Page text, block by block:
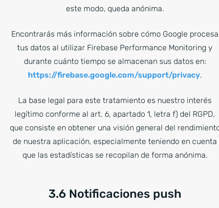
este modo, queda anónima.
Encontrarás más información sobre cómo Google procesa
tus datos al utilizar Firebase Performance Monitoring y
durante cuánto tiempo se almacenan sus datos en:
https://firebase.google.com/support/privacy.
La base legal para este tratamiento es nuestro interés
legítimo conforme al art. 6, apartado 1, letra f) del RGPD,
que consiste en obtener una visión general del
de nuestra aplicación, especialmente teniendo en cuenta
que las estadísticas se recopilan de forma anónima.
3.6 Notificaciones push